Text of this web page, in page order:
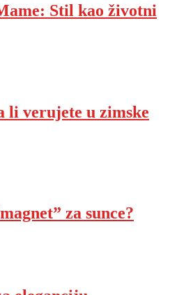
Stil kao životni
li verujete u zimske
za sunce?